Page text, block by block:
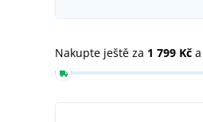
Nakupte ještě za 1 799 Kč